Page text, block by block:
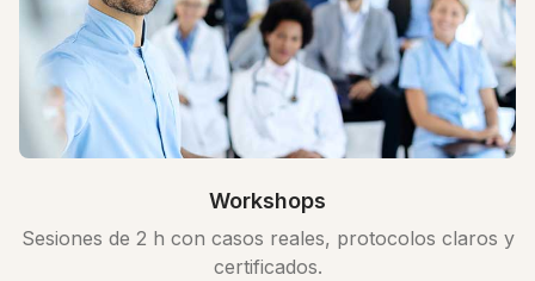
Workshops
Sesiones de 2 h con casos reales, protocolos claros y
certificados.